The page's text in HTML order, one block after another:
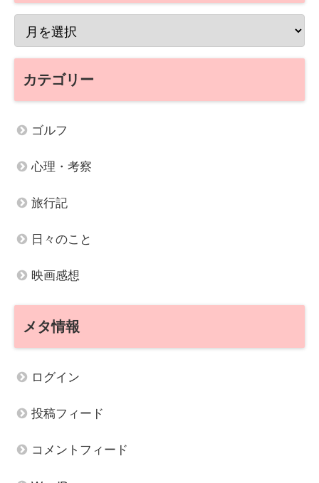
カテゴリー
ゴルフ
心理・考察
旅行記
日々のこと
映画感想
メタ情報
ログイン
投稿フィード
コメントフィード